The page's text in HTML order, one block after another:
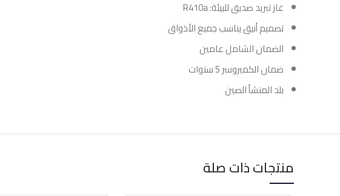
غاز تبريد صديق للبيئة: R410a
تصميم أنيق يناسب جميع الأذواق
الضمان الشامل عامين
ضمان الكمبروسر 5 سنوات
بلد المنشأ الصين
منتجات ذات صلة